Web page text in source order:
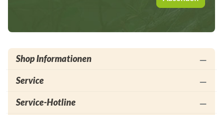
Shop Informationen
Service
Service-Hotline